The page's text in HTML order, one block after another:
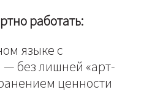
работать:
языке с
без лишней «арт-
ценности